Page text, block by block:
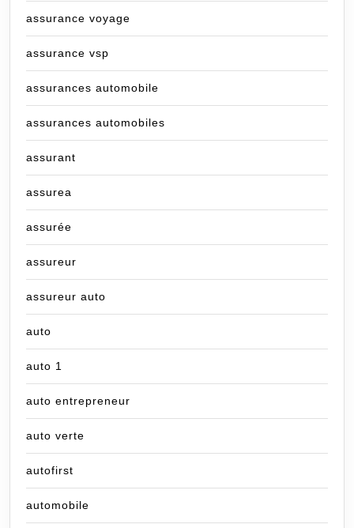
assurance voyage
assurance vsp
assurances automobile
assurances automobiles
assurant
assurea
assurée
assureur
assureur auto
auto
auto 1
auto entrepreneur
auto verte
autofirst
automobile